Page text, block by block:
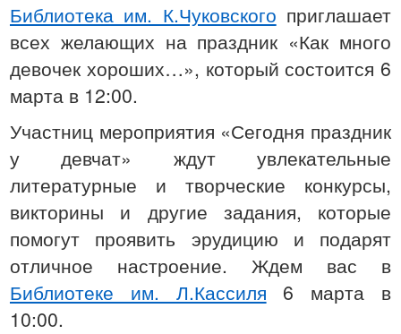
Библиотека им. К.Чуковского приглашает
всех желающих на праздник «Как много
девочек хороших…», который состоится 6
марта в 12:00.
Участниц мероприятия «Сегодня праздник
у девчат» ждут увлекательные
литературные и творческие конкурсы,
викторины и другие задания, которые
помогут проявить эрудицию и подарят
отличное настроение. Ждем вас в
Библиотеке им. Л.Кассиля 6 марта в
10:00.